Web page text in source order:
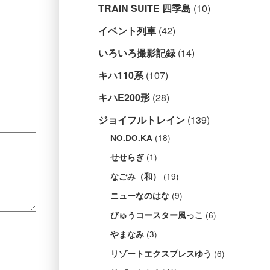
TRAIN SUITE 四季島 (10)
イベント列車 (42)
いろいろ撮影記録(14)
キハ110系(107)
キハE200形 (28)
ジョイフルトレイン (139)
NO.DO.KA (18)
せせらぎ (1)
なごみ（和） (19)
ニューなのはな (9)
びゅうコースター風っこ (6)
やまなみ (3)
リゾートエクスプレスゆう (6)